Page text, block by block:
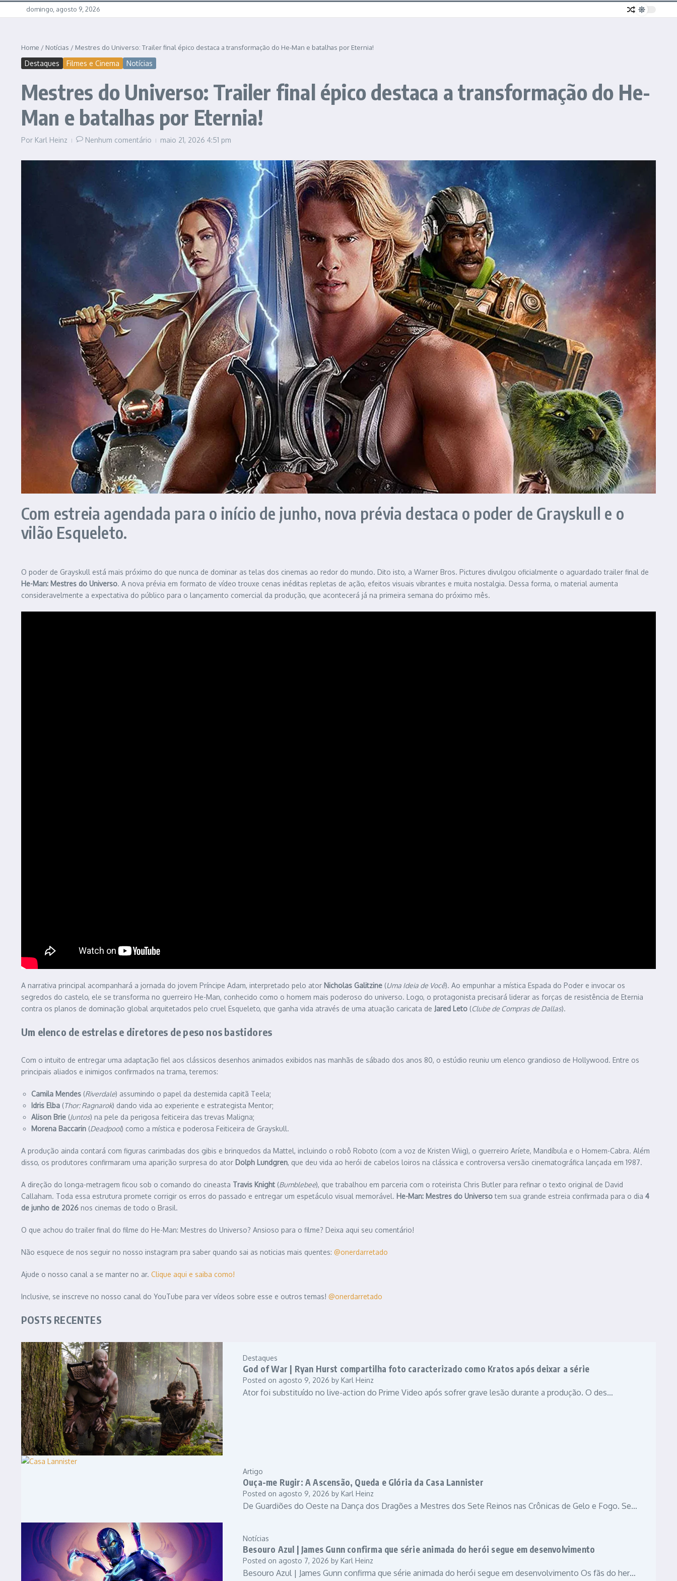
domingo, agosto 9, 2026
Home / Notícias / Mestres do Universo: Trailer final épico destaca a transformação do He-Man e batalhas por Eternia!
Destaques Filmes e Cinema Notícias
Mestres do Universo: Trailer final épico destaca a transformação do He-
Man e batalhas por Eternia!
Por Karl Heinz Nenhum comentário maio 21, 2026 4:51 pm
Com estreia agendada para o início de junho, nova prévia destaca o poder de Grayskull e o
vilão Esqueleto.
O poder de Grayskull está mais próximo do que nunca de dominar as telas dos cinemas ao redor do mundo. Dito isto, a Warner Bros. Pictures divulgou oficialmente o aguardado trailer final de
He-Man: Mestres do Universo. A nova prévia em formato de vídeo trouxe cenas inéditas repletas de ação, efeitos visuais vibrantes e muita nostalgia. Dessa forma, o material aumenta
consideravelmente a expectativa do público para o lançamento comercial da produção, que acontecerá já na primeira semana do próximo mês.
A narrativa principal acompanhará a jornada do jovem Príncipe Adam, interpretado pelo ator Nicholas Galitzine (Uma Ideia de Você). Ao empunhar a mística Espada do Poder e invocar os
segredos do castelo, ele se transforma no guerreiro He-Man, conhecido como o homem mais poderoso do universo. Logo, o protagonista precisará liderar as forças de resistência de Eternia
contra os planos de dominação global arquitetados pelo cruel Esqueleto, que ganha vida através de uma atuação caricata de Jared Leto (Clube de Compras de Dallas).
Um elenco de estrelas e diretores de peso nos bastidores
Com o intuito de entregar uma adaptação fiel aos clássicos desenhos animados exibidos nas manhãs de sábado dos anos 80, o estúdio reuniu um elenco grandioso de Hollywood. Entre os
principais aliados e inimigos confirmados na trama, teremos:
Camila Mendes (Riverdale) assumindo o papel da destemida capitã Teela;
Idris Elba (Thor: Ragnarok) dando vida ao experiente e estrategista Mentor;
Alison Brie (Juntos) na pele da perigosa feiticeira das trevas Maligna;
Morena Baccarin (Deadpool) como a mística e poderosa Feiticeira de Grayskull.
A produção ainda contará com figuras carimbadas dos gibis e brinquedos da Mattel, incluindo o robô Roboto (com a voz de Kristen Wiig), o guerreiro Aríete, Mandíbula e o Homem-Cabra. Além
disso, os produtores confirmaram uma aparição surpresa do ator Dolph Lundgren, que deu vida ao herói de cabelos loiros na clássica e controversa versão cinematográfica lançada em 1987.
A direção do longa-metragem ficou sob o comando do cineasta Travis Knight (Bumblebee), que trabalhou em parceria com o roteirista Chris Butler para refinar o texto original de David
Callaham. Toda essa estrutura promete corrigir os erros do passado e entregar um espetáculo visual memorável. He-Man: Mestres do Universotem sua grande estreia confirmada para o dia 4
de junho de 2026 nos cinemas de todo o Brasil.
O que achou do trailer final do filme do He-Man: Mestres do Universo? Ansioso para o filme? Deixa aqui seu comentário!
Não esquece de nos seguir no nosso instagram pra saber quando sai as noticias mais quentes: @onerdarretado
Ajude o nosso canal a se manter no ar. Clique aqui e saiba como!
Inclusive, se inscreve no nosso canal do YouTube para ver vídeos sobre esse e outros temas! @onerdarretado
POSTS RECENTES
Destaques
God of War | Ryan Hurst compartilha foto caracterizado como Kratos após deixar a série
Posted on agosto 9, 2026 by Karl Heinz
Ator foi substituído no live-action do Prime Video após sofrer grave lesão durante a produção. O des…
Artigo
Ouça-me Rugir: A Ascensão, Queda e Glória da Casa Lannister
Posted on agosto 9, 2026 by Karl Heinz
De Guardiões do Oeste na Dança dos Dragões a Mestres dos Sete Reinos nas Crônicas de Gelo e Fogo. Se…
Notícias
Besouro Azul | James Gunn confirma que série animada do herói segue em desenvolvimento
Posted on agosto 7, 2026 by Karl Heinz
Besouro Azul | James Gunn confirma que série animada do herói segue em desenvolvimento Os fãs do her…